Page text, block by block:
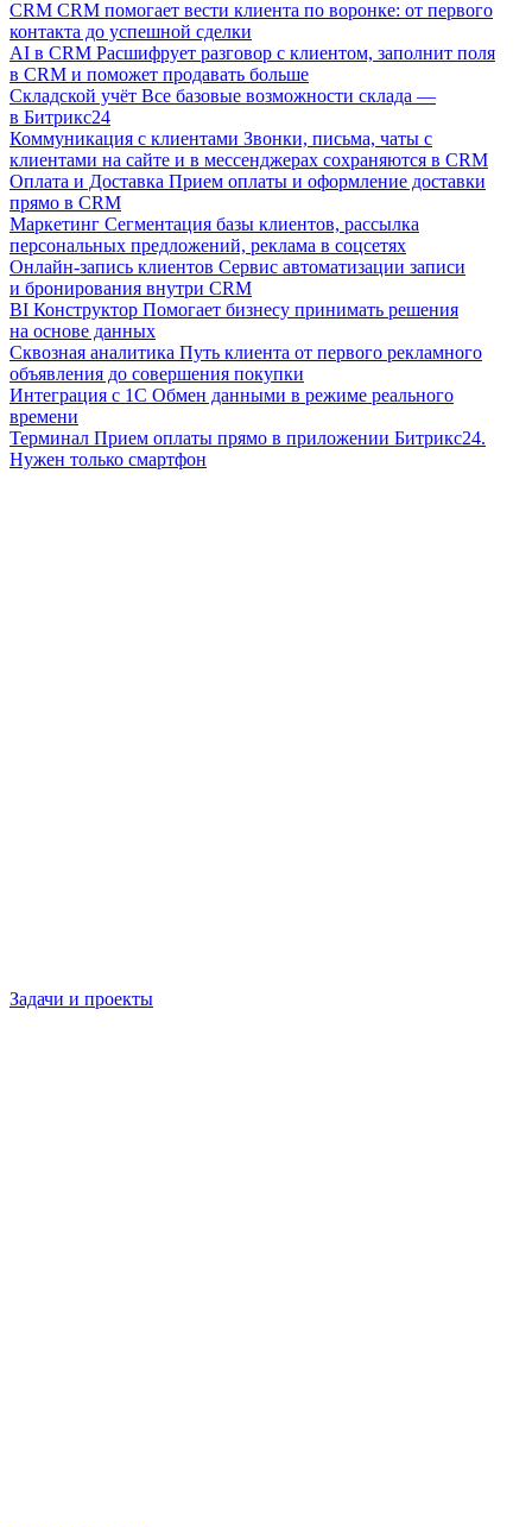
CRM CRM помогает вести клиента по воронке: от первого
контакта до успешной сделки
AI в CRM Расшифрует разговор с клиентом, заполнит поля
в CRM и поможет продавать больше
Складской учёт Все базовые возможности склада —
в Битрикс24
Коммуникация с клиентами Звонки, письма, чаты с
клиентами на сайте и в мессенджерах сохраняются в CRM
Оплата и Доставка Прием оплаты и оформление доставки
прямо в CRM
Маркетинг Сегментация базы клиентов, рассылка
персональных предложений, реклама в соцсетях
Онлайн-запись клиентов Сервис автоматизации записи
и бронирования внутри CRM
BI Конструктор Помогает бизнесу принимать решения
на основе данных
Сквозная аналитика Путь клиента от первого рекламного
объявления до совершения покупки
Интеграция с 1С Обмен данными в режиме реального
времени
Терминал Прием оплаты прямо в приложении Битрикс24.
Нужен только смартфон
Задачи и проекты